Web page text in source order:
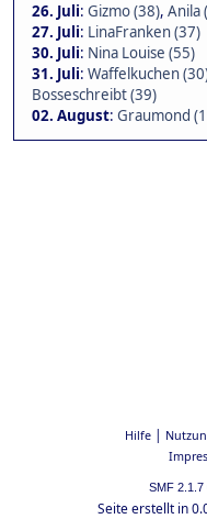
26. Juli: Gizmo (38), Anila
27. Juli: LinaFranken (37)
30. Juli: Nina Louise (55)
31. Juli: Waffelkuchen
Bosseschreibt (39)
02. August: Graumond
Hilfe|
SMF
Seite erstellt in